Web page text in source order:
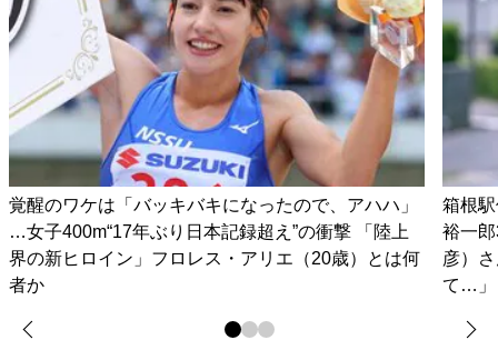
覚醒のワケは「バッキバキになったので、アハハ」
…女子400m“17年ぶり日本記録超え”の衝撃 「陸上
界の新ヒロイン」フロレス・アリエ（20歳）とは何
者か
箱根
裕一
彦）
て…」